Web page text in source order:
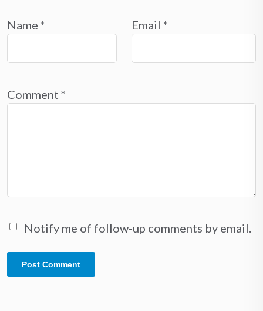
Name * Email *
Comment *
Notify me of follow-up comments by email.